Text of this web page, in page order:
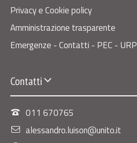
Privacy e Cookie policy
Amministrazione trasparente
Emergenze - Contatti - PEC - URP
Contatti
011 670765
alessandro.luison@unito.it